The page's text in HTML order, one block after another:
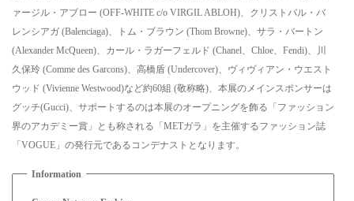
ァージル・アブロー (OFF-WHITE c/o VIRGIL ABLOH)、クリストバル・バ
レンシアガ (Balenciaga)、トム・ブラウン (Thom Browne)、サラ・バートン
(Alexander McQueen)、カール・ラガーフェルド (Chanel、Chloe、Fendi)、川
久保玲 (Comme des Garcons)、高橋盾 (Undercover)、ヴィヴィアン・ウエスト
ウッド (Vivienne Westwood)など約60組 (敬称略)、本展のメインスポンサーは
グッチ(Gucci)、サポートするのは本展のオープニングを飾る「ファッション
界のアカデミー賞」とも称される「METガラ」を主催するファッション誌
「VOGUE」の発行元であるコンデナストとなります。